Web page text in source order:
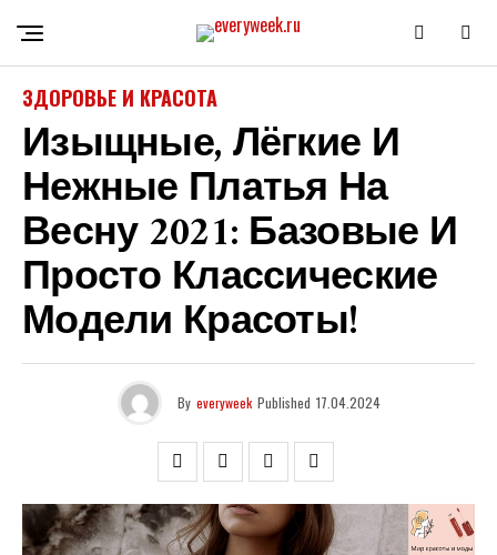
ЗДОРОВЬЕ И КРАСОТА
Изыщные, Лёгкие И
Нежные Платья На
Весну 2021: Базовые И
Просто Классические
Модели Красоты!
By everyweek Published 17.04.2024